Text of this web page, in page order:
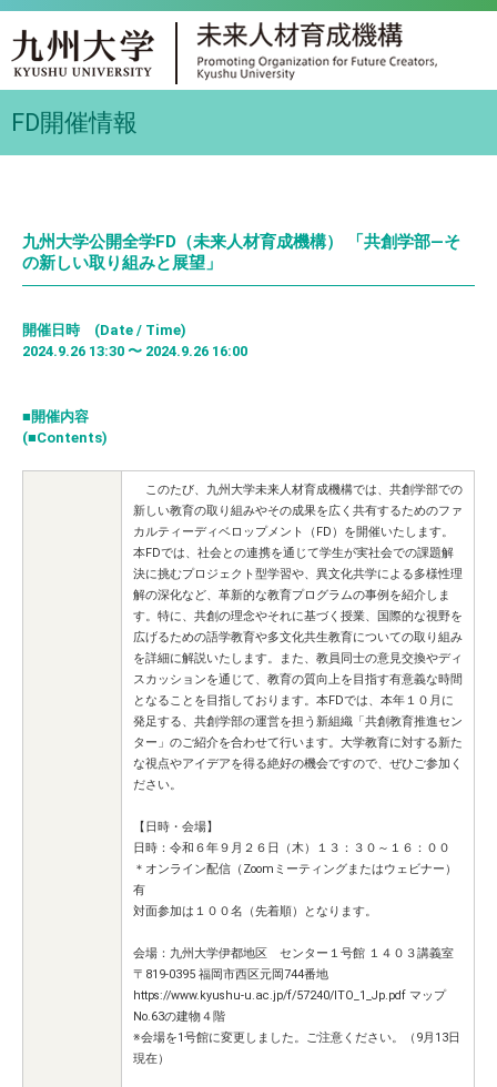
FD開催情報
九州大学公開全学FD（未来人材育成機構） 「共創学部—そ
の新しい取り組みと展望」
開催日時 (Date / Time)
2024.9.26 13:30 〜 2024.9.26 16:00
■開催内容
(■Contents)
このたび、九州大学未来人材育成機構では、共創学部での
新しい教育の取り組みやその成果を広く共有するためのファ
カルティーディベロップメント（FD）を開催いたします。
本FDでは、社会との連携を通じて学生が実社会での課題解
決に挑むプロジェクト型学習や、異文化共学による多様性理
解の深化など、革新的な教育プログラムの事例を紹介しま
す。特に、共創の理念やそれに基づく授業、国際的な視野を
広げるための語学教育や多文化共生教育についての取り組み
を詳細に解説いたします。また、教員同士の意見交換やディ
スカッションを通じて、教育の質向上を目指す有意義な時間
となることを目指しております。本FDでは、本年１０月に
発足する、共創学部の運営を担う新組織「共創教育推進セン
ター」のご紹介を合わせて行います。大学教育に対する新た
な視点やアイデアを得る絶好の機会ですので、ぜひご参加く
ださい。
【日時・会場】
日時：令和６年９月２６日（木）１３：３０～１６：００
＊オンライン配信（Zoomミーティングまたはウェビナー）
有
対面参加は１００名（先着順）となります。
会場：九州大学伊都地区 センター１号館 １４０３講義室
〒819-0395 福岡市西区元岡744番地
https://www.kyushu-u.ac.jp/f/57240/ITO_1_Jp.pdf マップ
No.63の建物４階
※会場を1号館に変更しました。ご注意ください。（9月13日
現在）